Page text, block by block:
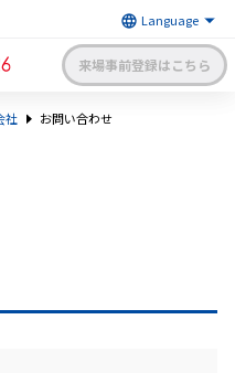
来場事前登録はこちら
日本食品機械工業会
社 お問い合わせ